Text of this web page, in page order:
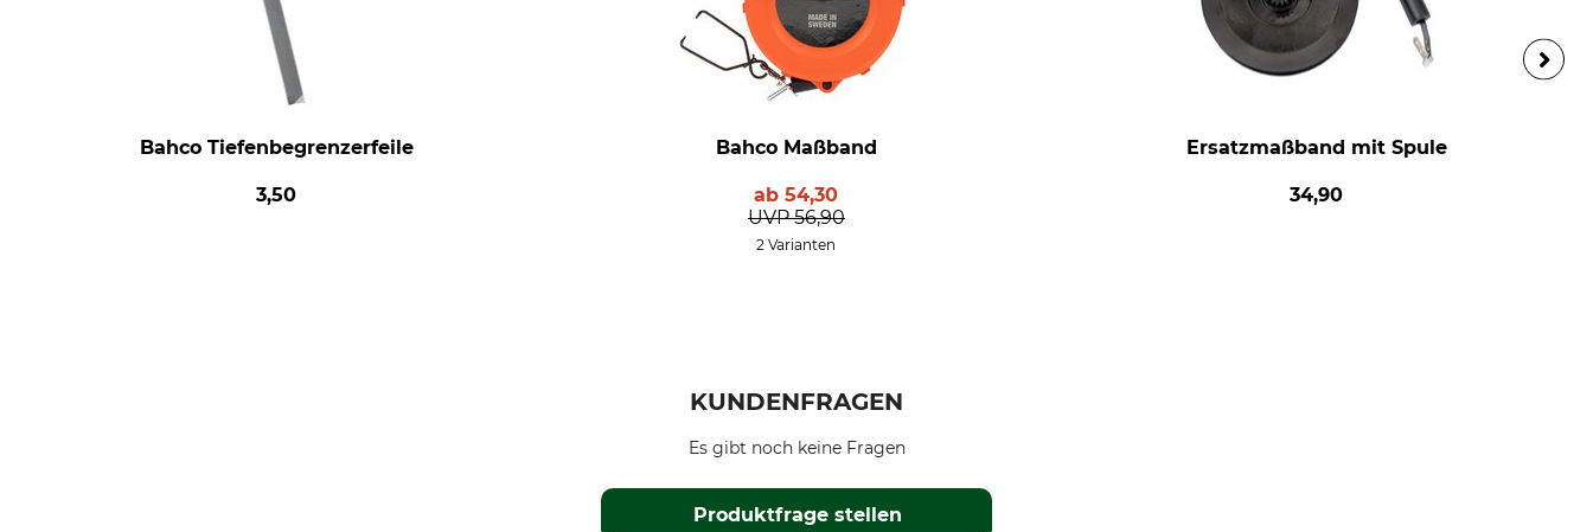
Bahco Tiefenbegrenzerfeile
3,50
Bahco Maßband
ab54,30
UVP 56,90
2 Varianten
Ersatzmaßband mit Spule
34,90
KUNDENFRAGEN
Produktfrage stellen
Es gibt noch keine Fragen